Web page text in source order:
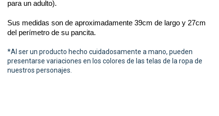
para un adulto).
Sus medidas son de aproximadamente 39cm de largo y 27cm
del perímetro de su pancita.
*Al ser un producto hecho cuidadosamente a mano, pueden
presentarse variaciones en los colores de las telas de la ropa de
nuestros personajes.